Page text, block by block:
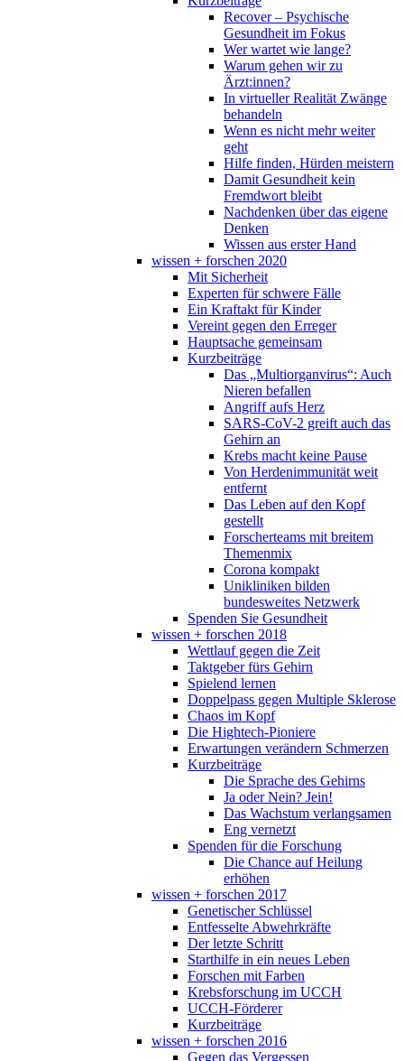
Recover – Psychische
Gesundheit im Fokus
Wer wartet wie lange?
Warum gehen wir zu
Ärzt:innen?
In virtueller Realität Zwänge
behandeln
Wenn es nicht mehr weiter
geht
Hilfe finden, Hürden meistern
Damit Gesundheit kein
Fremdwort bleibt
Nachdenken über das eigene
Denken
Wissen aus erster Hand
wissen + forschen 2020
Mit Sicherheit
Experten für schwere Fälle
Ein Kraftakt für Kinder
Vereint gegen den Erreger
Hauptsache gemeinsam
Kurzbeiträge
Das „Multiorganvirus“: Auch
Nieren befallen
Angriff aufs Herz
SARS-CoV-2 greift auch das
Gehirn an
Krebs macht keine Pause
Von Herdenimmunität weit
entfernt
Das Leben auf den Kopf
gestellt
Forscherteams mit breitem
Themenmix
Corona kompakt
Unikliniken bilden
bundesweites Netzwerk
Spenden Sie Gesundheit
wissen + forschen 2018
Wettlauf gegen die Zeit
Taktgeber fürs Gehirn
Spielend lernen
Doppelpass gegen Multiple Sklerose
Chaos im Kopf
Die Hightech-Pioniere
Erwartungen verändern Schmerzen
Kurzbeiträge
Die Sprache des Gehirns
Ja oder Nein? Jein!
Das Wachstum verlangsamen
Eng vernetzt
Spenden für die Forschung
Die Chance auf Heilung
erhöhen
wissen + forschen 2017
Genetischer Schlüssel
Entfesselte Abwehrkräfte
Der letzte Schritt
Starthilfe in ein neues Leben
Forschen mit Farben
Krebsforschung im UCCH
UCCH-Förderer
Kurzbeiträge
wissen + forschen 2016
Gegen das Vergessen